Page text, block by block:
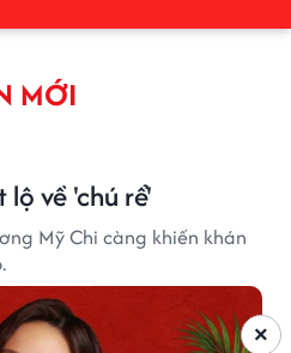
MỚI
về 'chú rể'
Mỹ Chi càng khiến khán
×